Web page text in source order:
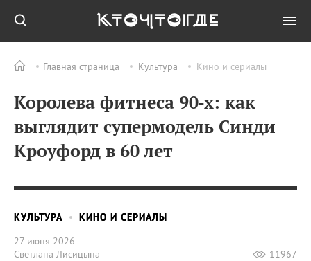
Главная страница Культура Кино и сериалы
Королева фитнеса 90‑х: как
выглядит супермодель Синди
Кроуфорд в 60 лет
КУЛЬТУРА
КИНО И СЕРИАЛЫ
27 июня 2026
Светлана Лисицына
11967